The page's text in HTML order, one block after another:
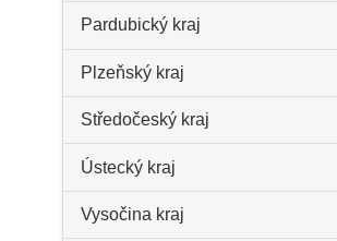
Pardubický kraj
Plzeňský kraj
Středočeský kraj
Ústecký kraj
Vysočina kraj